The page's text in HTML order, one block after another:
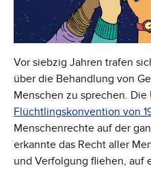
Vor siebzig Jahren trafen
über die Behandlung von
Menschen zu sprechen.
Flüchtlingskonvention von
Menschenrechte auf der
erkannte das Recht aller
und Verfolgung fliehen, auf